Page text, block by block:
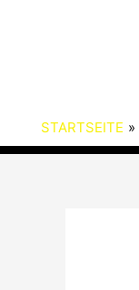
STARTSEITE